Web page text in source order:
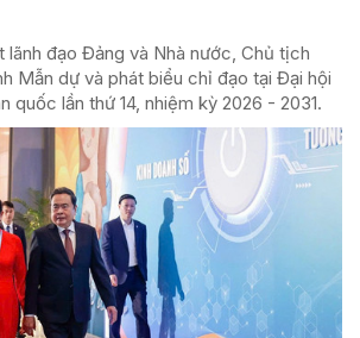
lãnh đạo Đảng và Nhà nước, Chủ tịch
Mẫn dự và phát biểu chỉ đạo tại Đại hội
quốc lần thứ 14, nhiệm kỳ 2026 - 2031.